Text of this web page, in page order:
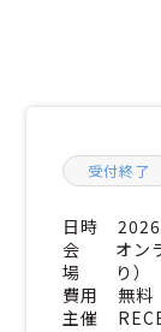
受付終了
日時
会
場
オン
り）
費用
無料
主催